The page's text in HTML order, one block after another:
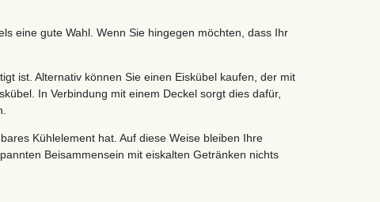
eine gute Wahl. Wenn Sie hingegen möchten, dass Ihr
ist. Alternativ können Sie einen Eiskübel kaufen, der mit
In Verbindung mit einem Deckel sorgt dies dafür,
Kühlelement hat. Auf diese Weise bleiben Ihre
Beisammensein mit eiskalten Getränken nichts